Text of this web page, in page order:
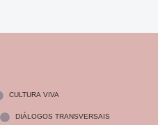
CULTURA VIVA
DIÁLOGOS TRANSVERSAIS